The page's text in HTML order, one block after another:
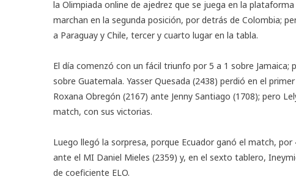
la Olimpiada online de ajedrez que se juega en la
marchan en la segunda posición, por detrás de Colombia;
a Paraguay y Chile, tercer y cuarto lugar en la tabla.
El día comenzó con un fácil triunfo por 5 a 1 sobre
sobre Guatemala. Yasser Quesada (2438) perdió en el
Roxana Obregón (2167) ante Jenny Santiago (1708); pero
match, con sus victorias.
Luego llegó la sorpresa, porque Ecuador ganó el match,
ante el MI Daniel Mieles (2359) y, en el sexto tablero,
de coeficiente ELO.